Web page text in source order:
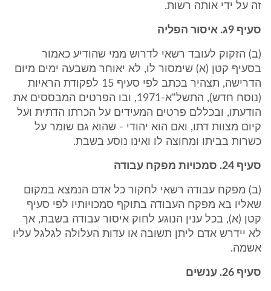
זה על ידי אותה רשות.
סעיף 9ג. איסור הפליה
(ב) הזקוק לעובד רשאי לדרוש ממי שהודיע כאמור
בסעיף קטן (א) שימסור לו, לא יאוחר משבעה ימים מיום
הדרישה, תצהיר בכתב לפי סעיף 15 לפקודת הראיות
(נוסח חדש), התשל"א-1971, ובו הפרטים המבססים את
הודעתו, ובכללם פרטים המעידים על הכרתו הדתית ועל
קיום מצוות דתו, ואם הוא יהודי - שהוא גם שומר על
כשרות בביתו ומחוצה לו ואינו נוסע בשבת.
סעיף 24. סמכויות מפקח עבודה
(ב) מפקח עבודה רשאי לחקור כל אדם הנמצא במקום
שאליו בא מפקח העבודה בתוקף סמכויותיו לפי סעיף
קטן (א), בכל ענין הנוגע לחוק איסור עבודה בשבת, אך
לא יידרש אדם ליתן תשובה או עדות העלולה לגלגל עליו
אשמה.
סעיף 26. ענשים